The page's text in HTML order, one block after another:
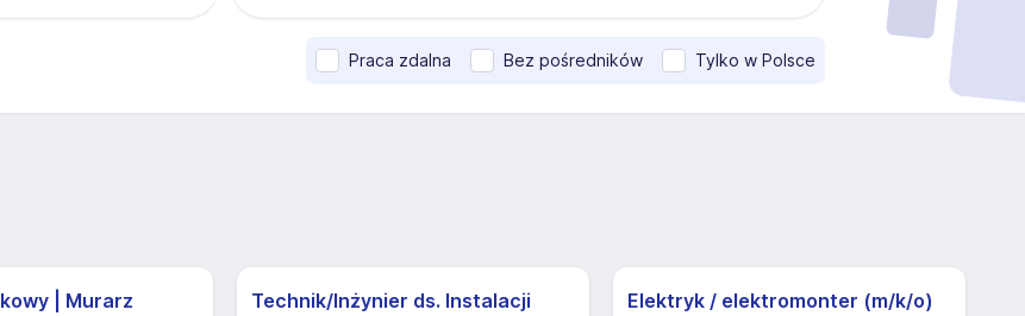
Praca zdalna Bez pośredników Tylko w Polsce
| Murarz Technik/Inżynier ds. Instalacji Elektryk / elektromonter (m/k/o)